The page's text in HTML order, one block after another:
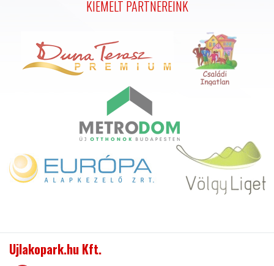
KIEMELT PARTNEREINK
Ujlakopark.hu Kft.